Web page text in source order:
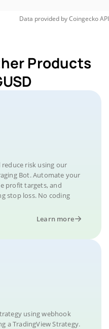
Data provided byCoingeckoAPI
Products
reduce risk using our
Bot. Automate your
profit targets, and
stop loss. No coding
Learn more
using webhook
a TradingView Strategy.